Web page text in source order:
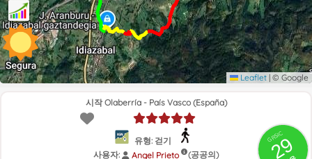
Leaflet | © Google
GRSIC
29
시작 Olaberría - País Vasco (España)
유형: 걷기
사용자:
Angel Prieto
(공공의)